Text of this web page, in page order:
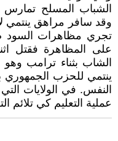
الشباب المسلح
وقد سافر مراهق ينتمي
تجري مظاهرات السود
على المظاهرة فقتل
الشاب بثناء ترامب
ينتمي للحزب الجمهوري
النفس. في الولايات
عملية التعليم كي تلائم